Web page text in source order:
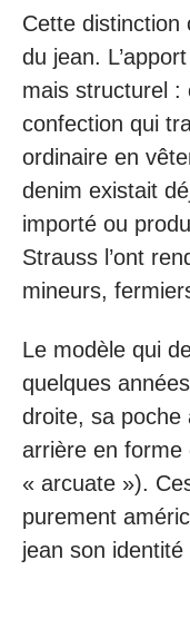
Cette distinction
du jean.
mais structurel :
confection qui
ordinaire en
denim existait
importé ou
Strauss l’ont
mineurs,
Le modèle qui
quelques
droite, sa poche
arrière en forme
« arcuate »).
purement
jean son identité